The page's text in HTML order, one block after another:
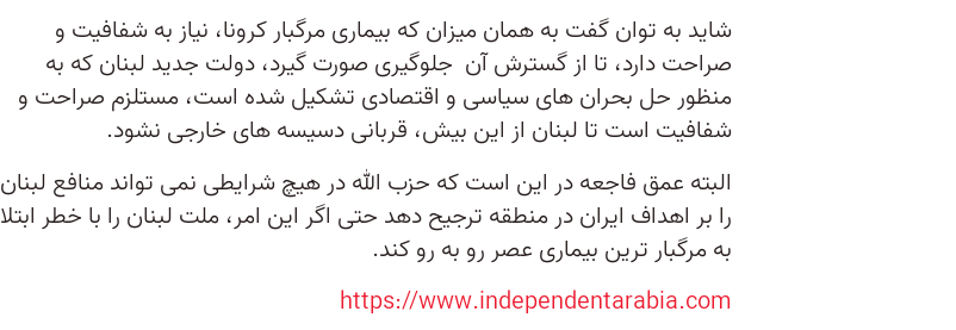
شاید به توان گفت به همان میزان که بیماری مرگبار کرونا، نیاز به شفافیت و
صراحت دارد، تا از گسترش آن جلوگیری صورت گیرد، دولت جدید لبنان که به
منظور حل بحران های سیاسی و اقتصادی تشکیل شده است، مستلزم صراحت و
شفافیت است تا لبنان از این بیش، قربانی دسیسه های خارجی نشود.
البته عمق فاجعه در این است که حزب الله در هیچ شرایطی نمی تواند منافع لبنان
را بر اهداف ایران در منطقه ترجیح دهد حتی اگر این امر، ملت لبنان را با خطر ابتلا
به مرگبار ترین بیماری عصر رو به رو کند.
https://www.independentarabia.com